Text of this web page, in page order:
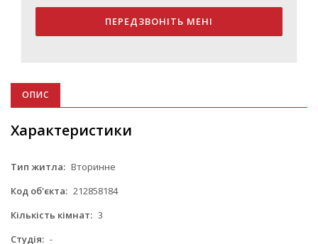
ПЕРЕДЗВОНІТЬ МЕНІ
ОПИС
Характеристики
Тип житла: Вторинне
Код об'єкта: 212858184
Кількість кімнат: 3
Студія: -